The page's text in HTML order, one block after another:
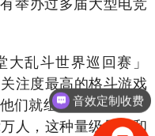
乱斗世界巡回赛」
注度最高的格斗游戏
们就组织了超过6400
人，这种量级足以和
音效定制收费